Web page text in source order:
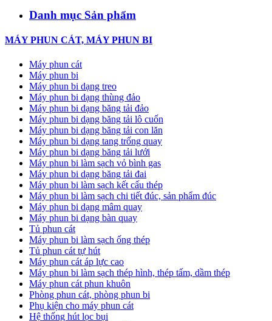
Danh mục Sản phẩm
MÁY PHUN CÁT, MÁY PHUN BI
Máy phun cát
Máy phun bi
Máy phun bi dạng treo
Máy phun bi dạng thùng đảo
Máy phun bi dạng băng tải đảo
Máy phun bi dạng băng tải lô cuốn
Máy phun bi dạng băng tải con lăn
Máy phun bi dạng tang trống quay
Máy phun bi dạng băng tải lưới
Máy phun bi làm sạch vỏ bình gas
Máy phun bi dạng băng tải đai
Máy phun bi làm sạch kết cấu thép
Máy phun bi làm sạch chi tiết đúc, sản phẩm đúc
Máy phun bi dạng mâm quay
Máy phun bi dạng bàn quay
Tủ phun cát
Máy phun bi làm sạch ống thép
Tủ phun cát tự hút
Máy phun cát áp lực cao
Máy phun bi làm sạch thép hình, thép tấm, dầm thép
Máy phun cát phun khuôn
Phòng phun cát, phòng phun bi
Phụ kiện cho máy phun cát
Hệ thống hút lọc bụi